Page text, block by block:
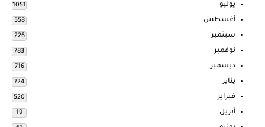
يوليو 1051
أغسطس 558
سبتمبر 226
نوفمبر 783
ديسمبر 716
يناير 724
فبراير 520
أبريل 19